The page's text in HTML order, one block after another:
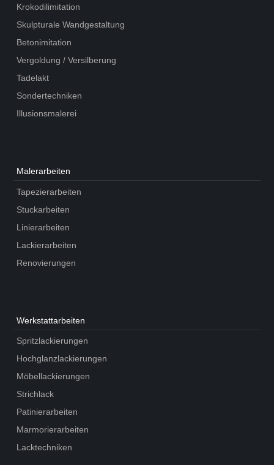
Krokodilimitation
Skulpturale Wandgestaltung
Betonimitation
Vergoldung / Versilberung
Tadelakt
Sondertechniken
Illusionsmalerei
Maler­arbeiten
Tapezierarbeiten
Stuckarbeiten
Linierarbeiten
Lackierarbeiten
Renovierungen
Werkstatt­arbeiten
Spritzlackierungen
Hochglanzlackierungen
Möbellackierungen
Strichlack
Patinierarbeiten
Marmorierarbeiten
Lacktechniken